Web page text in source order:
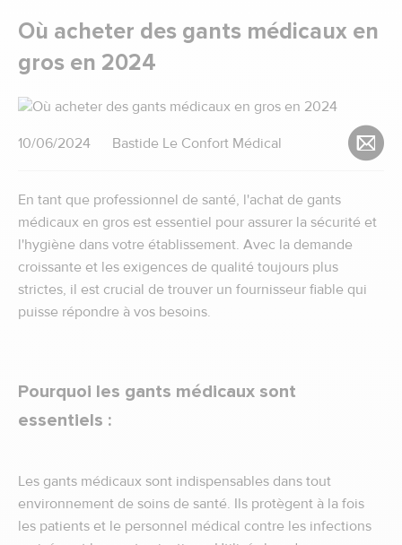
Où acheter des gants médicaux en
gros en 2024
10/06/2024 Bastide Le Confort Médical
En tant que professionnel de santé, l'achat de gants
médicaux en gros est essentiel pour assurer la sécurité et
l'hygiène dans votre établissement. Avec la demande
croissante et les exigences de qualité toujours plus
strictes, il est crucial de trouver un fournisseur fiable qui
puisse répondre à vos besoins.
Pourquoi les gants médicaux sont
essentiels :
Les gants médicaux sont indispensables dans tout
environnement de soins de santé. Ils protègent à la fois
les patients et le personnel médical contre les infections